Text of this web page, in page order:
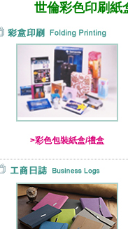
世倫彩色印刷紙
>彩色包裝紙盒/禮盒